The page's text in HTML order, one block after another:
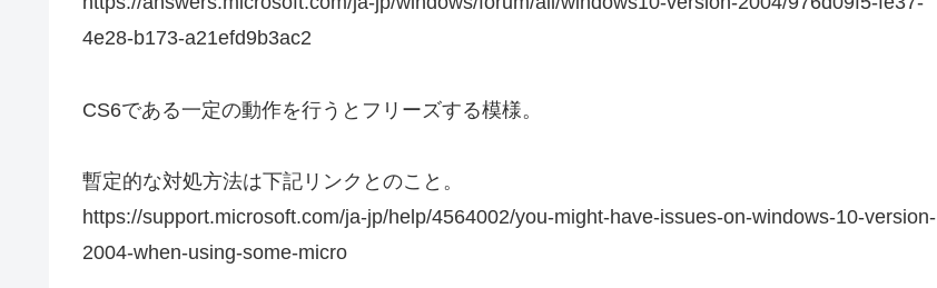
4e28-b173-a21efd9b3ac2
CS6である一定の動作を行うとフリーズする模様。
暫定的な対処方法は下記リンクとのこと。
https://support.microsoft.com/ja-jp/help/4564002/you-might-have-issues-on-windows-10-version-
2004-when-using-some-micro